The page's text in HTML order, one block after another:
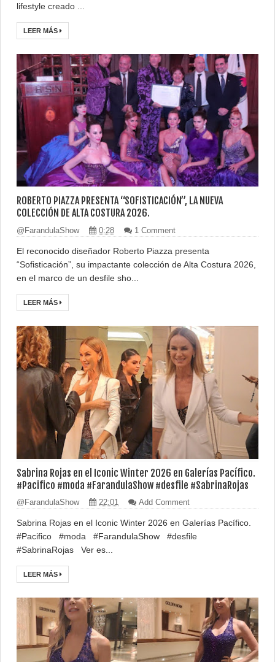
lifestyle creado ...
LEER MÁS
ROBERTO PIAZZA PRESENTA “SOFISTICACIÓN”, LA NUEVA
COLECCIÓN DE ALTA COSTURA 2026.
@FarandulaShow 0:28 1 Comment
El reconocido diseñador Roberto Piazza presenta
“Sofisticación”, su impactante colección de Alta Costura 2026,
en el marco de un desfile sho...
LEER MÁS
Sabrina Rojas en el Iconic Winter 2026 en Galerías Pacífico.
#Pacifico #moda #FarandulaShow #desfile #SabrinaRojas
@FarandulaShow 22:01 Add Comment
Sabrina Rojas en el Iconic Winter 2026 en Galerías Pacífico.
#Pacifico #moda #FarandulaShow #desfile
#SabrinaRojas Ver es...
LEER MÁS